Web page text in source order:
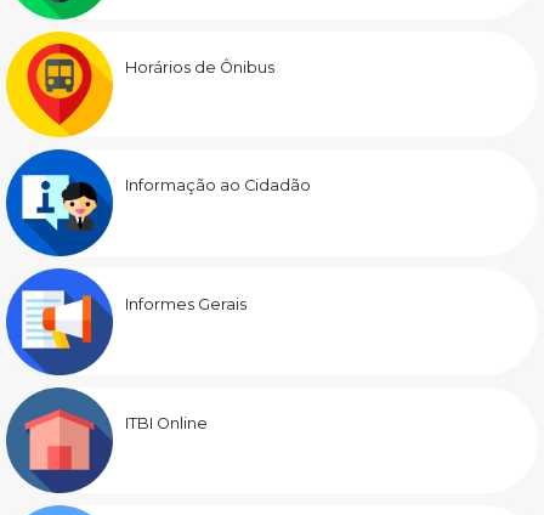
Horários de Ônibus
Informação ao Cidadão
Informes Gerais
ITBI Online